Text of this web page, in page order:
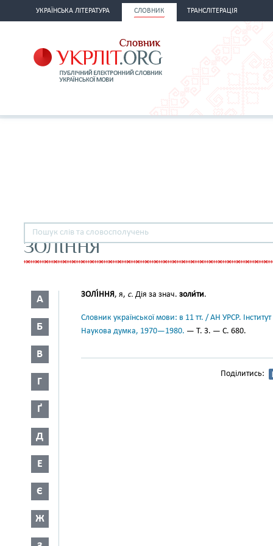
УКРАЇНСЬКА ЛІТЕРАТУРА СЛОВНИК ТРАНСЛІТЕРАЦІЯ
ЗОЛІННЯ
А
Б
В
Г
Ґ
Д
Е
Є
Ж
ЗОЛІ́ННЯ, я, с. Дія за знач. золи́ти.
Словник української мови: в 11 тт. / АН УРСР.
Наукова думка, 1970—1980. — Т. 3. — С. 680.
Поділитись: